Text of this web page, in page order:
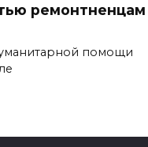
ремонтненцам
помощи